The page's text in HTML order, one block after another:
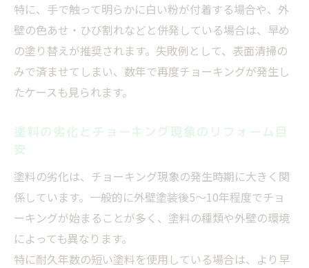
特に、手で触って明らかに白い粉が付着する場合や、外
壁の色あせ・ひび割れなどと併発している場合は、早め
の塗り替えが推奨されます。失敗例として、表面清掃の
みで済ませてしまい、数年で再度チョーキングが発生し
たケースも見られます。
塗料の劣化とチョーキング現象のリフォーム目
安
塗料の劣化は、チョーキング現象の発生時期に大きく関
係しています。一般的に外壁塗装後5〜10年程度でチョ
ーキングが始まることが多く、塗料の種類や外壁の環境
によっても異なります。
特に耐久年数の短い塗料を使用している場合は、より早